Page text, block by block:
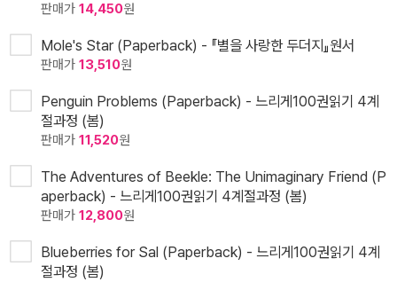
판매가 14,450원
Mole's Star (Paperback) - 『별을 사랑한 두더지』원서
판매가 13,510원
Penguin Problems (Paperback) - 느리게100권읽기 4계
절과정 (봄)
판매가 11,520원
The Adventures of Beekle: The Unimaginary Friend (P
aperback) - 느리게100권읽기 4계절과정 (봄)
판매가 12,800원
Blueberries for Sal (Paperback) - 느리게100권읽기 4계
절과정 (봄)